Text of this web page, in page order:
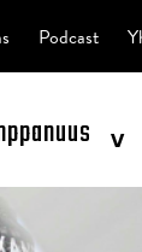
^
Podcast